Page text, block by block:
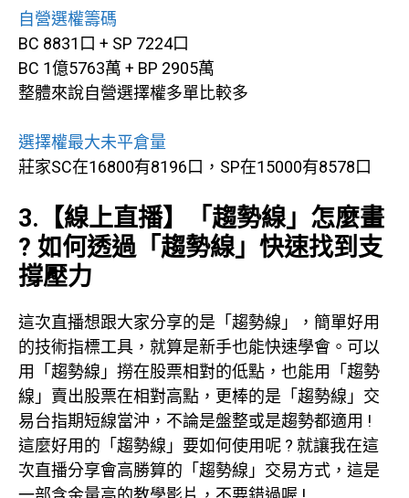
自營選權籌碼
BC 8831口 + SP 7224口
BC 1億5763萬 + BP 2905萬
整體來說自營選擇權多單比較多
選擇權最大未平倉量
莊家SC在16800有8196口，SP在15000有8578口
3.【線上直播】「趨勢線」怎麼畫
? 如何透過「趨勢線」快速找到支
撐壓力
這次直播想跟大家分享的是「趨勢線」，簡單好用
的技術指標工具，就算是新手也能快速學會。可以
用「趨勢線」撈在股票相對的低點，也能用「趨勢
線」賣出股票在相對高點，更棒的是「趨勢線」交
易台指期短線當沖，不論是盤整或是趨勢都適用 !
這麼好用的「趨勢線」要如何使用呢 ? 就讓我在這
次直播分享會高勝算的「趨勢線」交易方式，這是